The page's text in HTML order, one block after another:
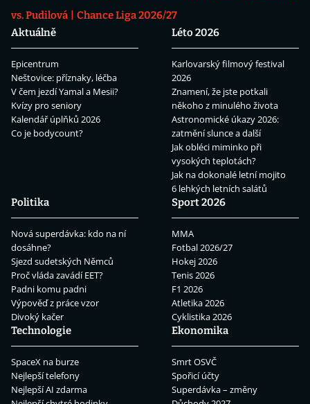
vs. Pudilová
Chance Liga 2026/27
Aktuálně
Epicentrum
Neštovice: příznaky, léčba
V čem jezdí Yamal a Mesii?
Kvízy pro seniory
Kalendář úplňků 2026
Co je bodycount?
Léto 2026
Karlovarský filmový festival
2026
Znamení, že jste potkali
někoho z minulého života
Astronomické úkazy 2026:
zatmění slunce a další
Jak obléci miminko při
vysokých teplotách?
Jak na dokonalé letní mojito
6 lehkých letních salátů
Politika
Nová superdávka: kdo na ní
dosáhne?
Sjezd sudetských Němců
Proč vláda zavádí EET?
Padni komu padni
Výpověď z práce vzor
Divoký kačer
Sport 2026
MMA
Fotbal 2026/27
Hokej 2026
Tenis 2026
F1 2026
Atletika 2026
Cyklistika 2026
Technologie
SpaceX na burze
Nejlepší telefony
Nejlepší AI zdarma
Ekonomika
Smrt OSVČ
Spořicí účty
Superdávka – změny